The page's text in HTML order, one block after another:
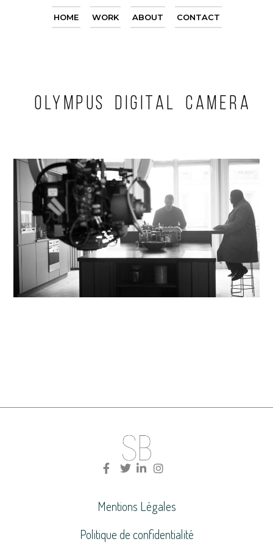
HOME WORK ABOUT CONTACT
OLYMPUS DIGITAL CAMERA
Mentions Légales
Politique de confidentialité